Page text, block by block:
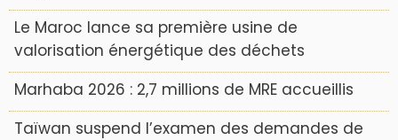
Le Maroc lance sa première usine de
valorisation énergétique des déchets
Marhaba 2026 : 2,7 millions de MRE accueillis
Taïwan suspend l’examen des demandes de